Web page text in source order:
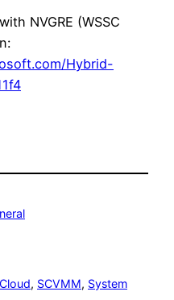
NVGRE (WSSC
Hybrid-
, SCVMM, System